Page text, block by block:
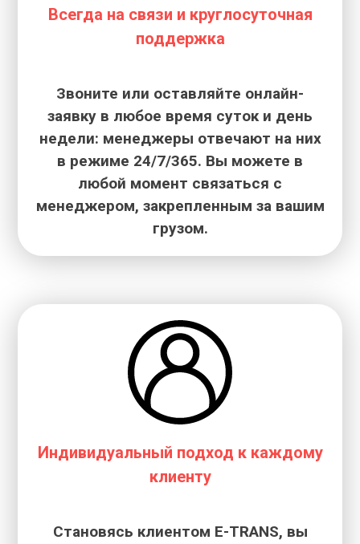
Всегда на связи и круглосуточная
поддержка
Звоните или оставляйте онлайн-
заявку в любое время суток и день
недели: менеджеры отвечают на них
в режиме 24/7/365. Вы можете в
любой момент связаться с
менеджером, закрепленным за вашим
грузом.
Индивидуальный подход к каждому
клиенту
Становясь клиентом E-TRANS, вы